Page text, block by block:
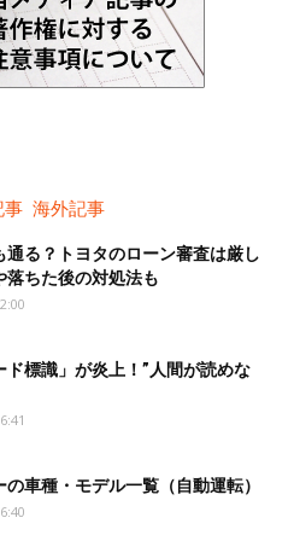
事 海外記事
通る？トヨタのローン審査は厳し
落ちた後の対処法も
ド標識」が炎上！”人間が読めな
の車種・モデル一覧（自動運転）